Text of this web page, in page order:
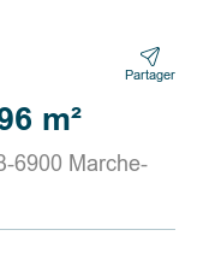
Partager
m²
6900 Marche-